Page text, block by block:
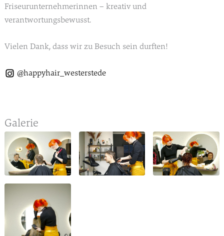
Friseurunternehmerinnen – kreativ und
verantwortungsbewusst.
Vielen Dank, dass wir zu Besuch sein durften!
@happyhair_westerstede
Galerie